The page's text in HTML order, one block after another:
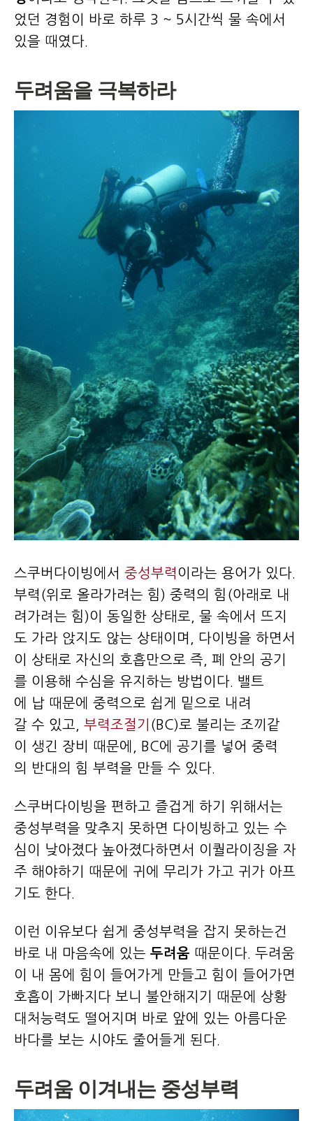
었던 경험이 바로 하루 3 ~ 5시간씩 물 속에서
있을 때였다.
두려움을 극복하라
스쿠버다이빙에서 중성부력 이라는 용어가 있다.
부력(위로 올라가려는 힘) 중력의 힘(아래로 내
려가려는 힘)이 동일한 상태로, 물 속에서 뜨지
도 가라 앉지도 않는 상태이며, 다이빙을 하면서
이 상태로 자신의 호흡만으로 즉, 폐 안의 공기
를 이용해 수심을 유지하는 방법이다. 밸트
에 납 때문에 중력으로 쉽게 밑으로 내려
갈 수 있고, 부력조절기 (BC)로 불리는 조끼같
이 생긴 장비 때문에, BC에 공기를 넣어 중력
의 반대의 힘 부력을 만들 수 있다.
스쿠버다이빙을 편하고 즐겁게 하기 위해서는
중성부력을 맞추지 못하면 다이빙하고 있는 수
심이 낮아졌다 높아졌다하면서 이퀄라이징을 자
주 해야하기 때문에 귀에 무리가 가고 귀가 아프
기도 한다.
이런 이유보다 쉽게 중성부력을 잡지 못하는건
바로 내 마음속에 있는 두려움 때문이다. 두려움
이 내 몸에 힘이 들어가게 만들고 힘이 들어가면
호흡이 가빠지다 보니 불안해지기 때문에 상황
대처능력도 떨어지며 바로 앞에 있는 아름다운
바다를 보는 시야도 줄어들게 된다.
두려움 이겨내는 중성부력